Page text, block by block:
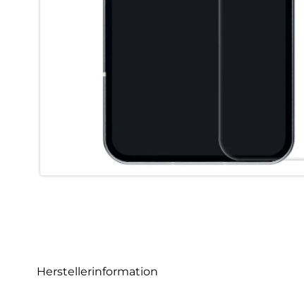
Herstellerinformation